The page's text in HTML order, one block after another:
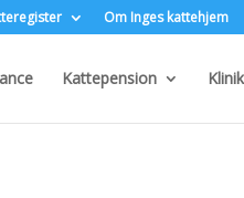
Om Inges kattehjem
Kattepension